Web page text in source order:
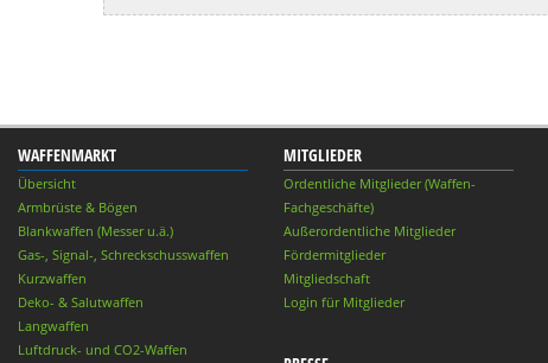
WAFFENMARKT
Übersicht
Armbrüste & Bögen
Blankwaffen (Messer u.ä.)
Gas-, Signal-, Schreckschusswaffen
Kurzwaffen
Deko- & Salutwaffen
Langwaffen
Luftdruck- und CO2-Waffen
MITGLIEDER
Ordentliche Mitglieder (Waffen-
Fachgeschäfte)
Außerordentliche Mitglieder
Fördermitglieder
Mitgliedschaft
Login für Mitglieder